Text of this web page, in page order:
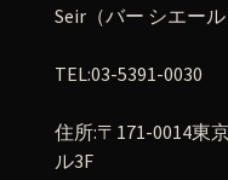
Seir （バー シエール
TEL:03-5391-0030
住所:〒 171-0014東
ル3F